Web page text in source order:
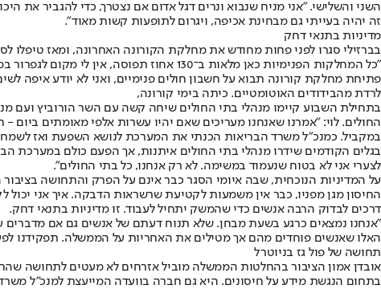
השני והשלישי. "אני מניח שנבוא ונרים דגל אדום אם נצטרך, כדי להגביר את
זה יהיה בעייתי גם מבחינת אכיפה, ויגרום לתופעות קשות מאוד".
מדיניות בתנאי דחק
בברזילי סגרו לפני פחות מחודש את מחלקת הקורונה האחרונה, ומאז טיפלו
"כל המחלקות הפנימיות כאן מלאות ב־130
פתיחת מחלקת קורונה תבוא על חשבון חולים פנימיים, ואני לא יודע איפה
לרדת מהבידודים האוטומטיים. כיתה בימי קורונה,
בתחילת השבוע קיימו מנהלי בתי החולים שיחה קשה עם השר הורוביץ ועם
החולים. לוי: "אמרנו שאנחנו מעריכים שאם יהיו עשרות אלפי מאומתים
במקביל. כמנכ"ל משרד הבריאות הכנתי את המערכת לנושא השפעת ואז
בגלים הקודמים שידרו מנהלי בתי החולים איתנות, אך הפעם כולם במערכת
לצערי אני לא בטוח שנעמוד במשימה. לא רק אנחנו, כל בתי החולים".
על המדיניות הנוכחית, שבה איומי הסגר כבר אינם על הפרק והתחושה
דרכים לבדוק הרבה אנשים כדי שהמשק יתחיל לעבוד. זו מדיניות בתנאי דחק.
"אנחנו נמצאים כרגע בשעת מבחן. שלא תנוח דעתם של אנשים גם אם
האלו שאנשים פוחדים מהם אך מטילים את האחריות על הממשלה. תפקידנו
תחושה של פול גז בניוטרל
אובדן אמון הציבור בהחלטות הממשלה מוביל אזרחים לא מעטים לתחושה
בתחום הנגשת מידע על חיסונים. היא גם חברה בוועדה המייעצת למנכ"ל